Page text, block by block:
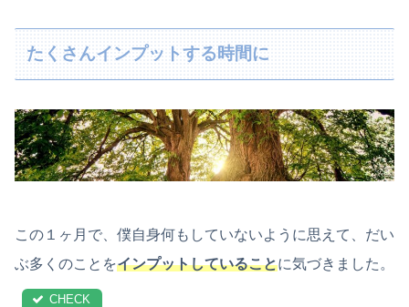
たくさんインプットする時間に
この１ヶ月で、僕自身何もしていないように思えて、だい
ぶ多くのことをインプットしていることに気づきました。